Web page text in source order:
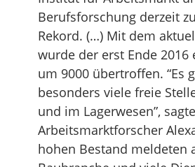
Berufsforschung derzeit
Rekord. (…) Mit dem
wurde der erst Ende 2016
um 9000 übertroffen. “Es
besonders viele freie
und im Lagerwesen”,
Arbeitsmarktforscher
hohen Bestand meldeten